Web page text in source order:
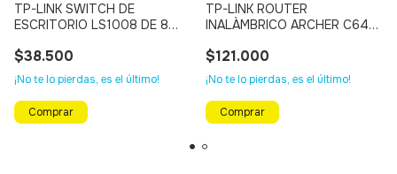
TP-LINK SWITCH DE
ESCRITORIO LS1008 DE 8
$38.500
¡No te lo pierdas, es el último!
TP-LINK ROUTER
INALÀMBRICO ARCHER C64
$121.000
¡No te lo pierdas, es el último!